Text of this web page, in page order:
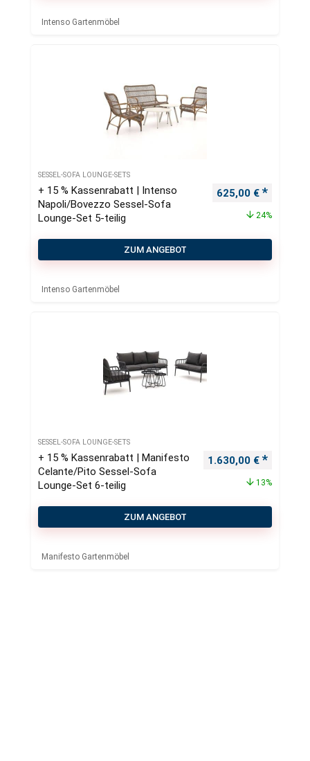
Intenso Gartenmöbel
SESSEL-SOFA LOUNGE-SETS
+ 15 % Kassenrabatt | Intenso
Napoli/Bovezzo Sessel-Sofa
Lounge-Set 5-teilig
Ursprünglicher
625,00 €
24%
ZUM ANGEBOT
Intenso Gartenmöbel
SESSEL-SOFA LOUNGE-SETS
+ 15 % Kassenrabatt | Manifesto
Celante/Pito Sessel-Sofa
Lounge-Set 6-teilig
Ursprünglicher
1.630,00 €
13%
ZUM ANGEBOT
Manifesto Gartenmöbel